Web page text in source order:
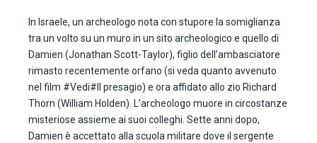
In Israele, un archeologo nota con stupore la somiglianza
tra un volto su un muro in un sito archeologico e quello di
Damien (Jonathan Scott-Taylor), figlio dell’ambasciatore
rimasto recentemente orfano (si veda quanto avvenuto
nel film #Vedi#Il presagio) e ora affidato allo zio Richard
Thorn (William Holden). L’archeologo muore in circostanze
misteriose assieme ai suoi colleghi. Sette anni dopo,
Damien è accettato alla scuola militare dove il sergente